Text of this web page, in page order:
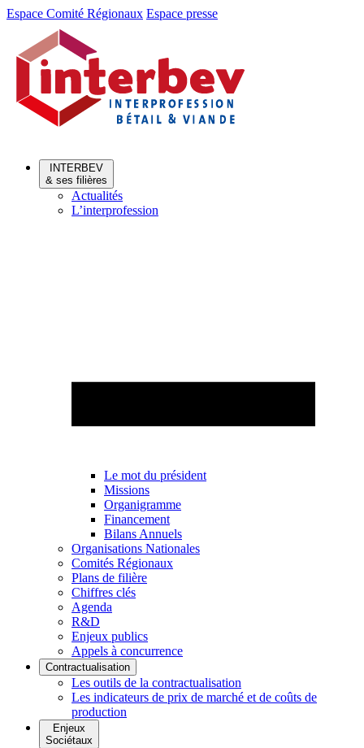
Aller
Aller
contenu
Espace Comité Régionaux Espace presse
INTERBEV
& ses filières
Actualités
L’interprofession
Le mot du président
Missions
Organigramme
Financement
Bilans Annuels
Organisations Nationales
Comités Régionaux
Plans de filière
Chiffres clés
Agenda
R&D
Enjeux publics
Appels à concurrence
Contractualisation
Les outils de la contractualisation
Les indicateurs de prix de marché et de coûts de
production
Enjeux
Sociétaux